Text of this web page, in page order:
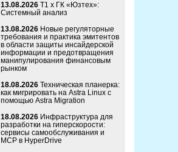
13.08.2026 Т1 x ГК «Юзтех»:
Системный анализ
13.08.2026 Новые регуляторные
требования и практика эмитентов
в области защиты инсайдерской
информации и предотвращения
манипулирования финансовым
рынком
18.08.2026 Техническая планерка:
как мигрировать на Astra Linux с
помощью Astra Migration
18.08.2026 Инфраструктура для
разработки на гиперскорости:
сервисы самообслуживания и
MCP в HyperDrive